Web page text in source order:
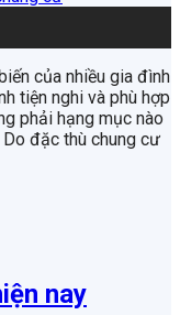
của nhiều gia đình
tiện nghi và phù hợp
phải hạng mục nào
đặc thù chung cư
nay